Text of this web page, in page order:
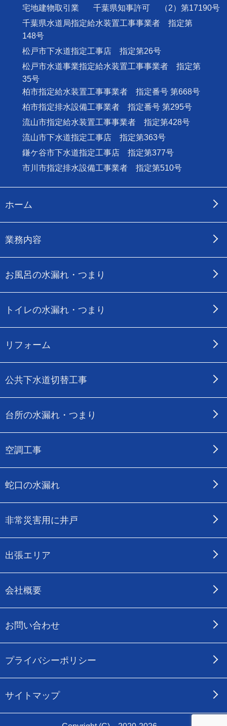
宅地建物取引業
千葉県知事許可
（2）第17190号
千葉県水道局指定給水装置工事事業者 指定第
148号
松戸市下水道指定工事店 指定第26号
松戸市水道事業指定給水装置工事事業者 指定第
35号
柏市指定給水装置工事事業者 指定番号 第668号
柏市指定排水設備工事業者 指定番号 第295号
流山市指定給水装置工事事業者 指定第428号
流山市下水道指定工事店 指定第363号
鎌ケ谷市下水道指定工事店 指定第377号
市川市指定排水設備工事業者 指定第510号
ホーム
業務内容
お風呂の水漏れ・つまり
トイレの水漏れ・つまり
リフォーム
公共下水道切替工事
台所の水漏れ・つまり
空調工事
蛇口の水漏れ
非常災害用に井戸
出張エリア
会社概要
お問い合わせ
プライバシーポリシー
サイトマップ